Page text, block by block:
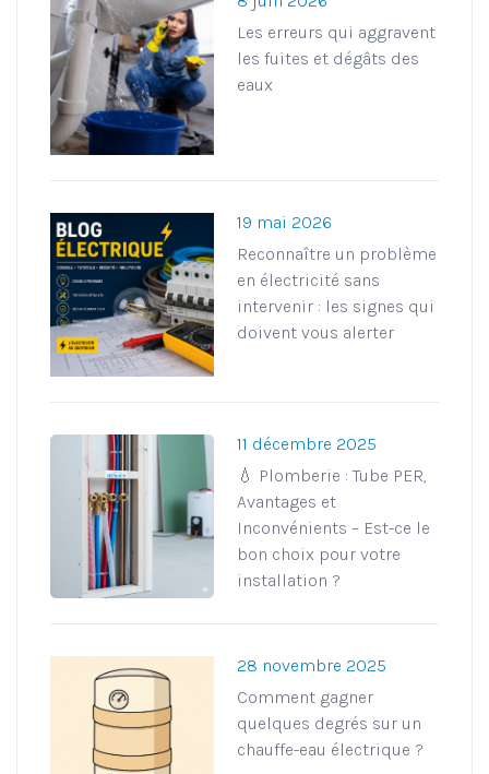
Les erreurs qui aggravent
les fuites et dégâts des
eaux
19 mai 2026
Reconnaître un problème
en électricité sans
intervenir : les signes qui
doivent vous alerter
11 décembre 2025
💧 Plomberie : Tube PER,
Avantages et
Inconvénients – Est-ce le
bon choix pour votre
installation ?
28 novembre 2025
Comment gagner
quelques degrés sur un
chauffe-eau électrique ?